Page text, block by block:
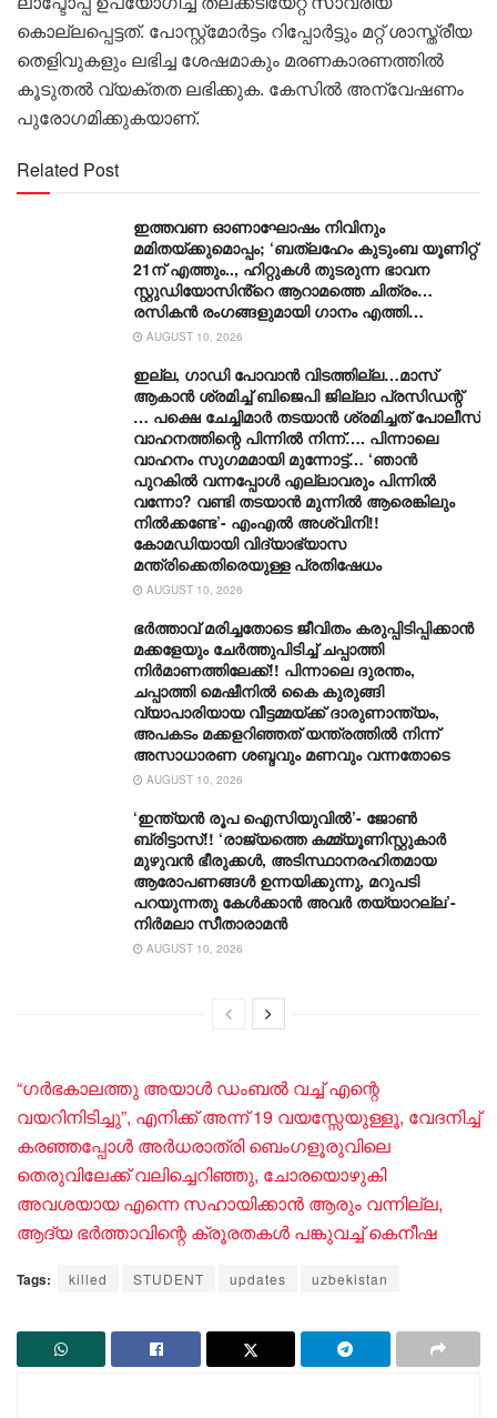
കൊല്ലപ്പെട്ടത്. പോസ്റ്റ്മോർട്ടം റിപ്പോർട്ടും മറ്റ് ശാസ്ത്രീയ
തെളിവുകളും ലഭിച്ച ശേഷമാകും മരണകാരണത്തിൽ
കൂടുതൽ വ്യക്തത ലഭിക്കുക. കേസിൽ അന്വേഷണം
പുരോഗമിക്കുകയാണ്.
Related Post
ഇത്തവണ ഓണാഘോഷം നിവിനും
മമിതയ്ക്കുമൊപ്പം; ‘ബത്‍ലഹേം കുടുംബ യൂണിറ്റ്
21ന് എത്തും.., ഹിറ്റുകൾ തുടരുന്ന ഭാവന
സ്റ്റുഡിയോസിൻ്റെ ആറാമത്തെ ചിത്രം…
രസികൻ രംഗങ്ങളുമായി ഗാനം എത്തി…
AUGUST 10, 2026
ഇല്ല, ​ഗാഡി പോവാൻ വിടത്തില്ല…മാസ്
ആകാൻ ശ്രമിച്ച് ബിജെപി ജില്ലാ പ്രസിഡന്റ്
… പക്ഷെ ചേച്ചിമാർ തടയാൻ ശ്രമിച്ചത് പോലീസ്
വാഹനത്തിന്റെ പിന്നിൽ നിന്ന്…. പിന്നാലെ
വാഹനം സു​ഗമമായി മുന്നോട്ട്… ‘ഞാൻ
പുറകിൽ വന്നപ്പോൾ എല്ലാവരും പിന്നിൽ
വന്നോ? വണ്ടി തടയാൻ മുന്നിൽ ആരെങ്കിലും
നിൽക്കണ്ടേ’- എംഎൽ അശ്വിനി!!
കോമഡിയായി വിദ്യാഭ്യാസ
മന്ത്രിക്കെതിരെയുള്ള പ്രതിഷേധം
AUGUST 10, 2026
ഭർത്താവ് മരിച്ചതോടെ ജീവിതം കരുപ്പിടിപ്പിക്കാൻ
മക്കളേയും ചേർത്തുപിടിച്ച് ചപ്പാത്തി
നിർമാണത്തിലേക്ക്!! പിന്നാലെ ദുരന്തം,
ചപ്പാത്തി മെഷീനിൽ കൈ കുരുങ്ങി
വ്യാപാരിയായ വീട്ടമ്മയ്ക്ക് ദാരുണാന്ത്യം,
അപകടം മക്കളറിഞ്ഞത് യന്ത്രത്തിൽ നിന്ന്
അസാധാരണ ശബ്ദവും മണവും വന്നതോടെ
AUGUST 10, 2026
‘ഇന്ത്യൻ രൂപ ഐസിയുവിൽ’- ജോൺ
ബ്രിട്ടാസ്!! ‘രാജ്യത്തെ കമ്മ്യൂണിസ്റ്റുകാർ
മുഴുവൻ ഭീരുക്കൾ, അടിസ്ഥാനരഹിതമായ
ആരോപണങ്ങൾ ഉന്നയിക്കുന്നു, മറുപടി
പറയുന്നതു കേൾക്കാൻ അവർ തയ്യാറല്ല’-
നിർമലാ സീതാരാമൻ
AUGUST 10, 2026
“ഗര്‍ഭകാലത്തു അയാള്‍ ഡംബല്‍ വച്ച് എന്റെ
വയറിനിടിച്ചു”, എനിക്ക് അന്ന് 19 വയസ്സേയുള്ളൂ, വേദനിച്ച്
കരഞ്ഞപ്പോള്‍ അര്‍ധരാത്രി ബെംഗളൂരുവിലെ
തെരുവിലേക്ക് വലിച്ചെറിഞ്ഞു, ചോരയൊഴുകി
അവശയായ എന്നെ സഹായിക്കാന്‍ ആരും വന്നില്ല,
ആദ്യ ഭര്‍ത്താവിന്റെ ക്രൂരതകള്‍ പങ്കുവച്ച് കെനീഷ
Tags: killed STUDENT updates uzbekistan